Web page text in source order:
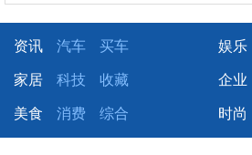
资讯 汽车 买车 娱乐
家居 科技 收藏 企业
美食 消费 综合 时尚